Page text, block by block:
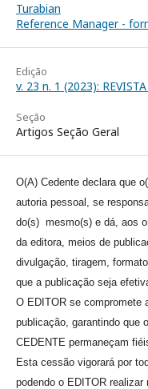
Turabian
Reference Manager -
Edição
v. 23 n. 1 (2023):
Seção
Artigos Seção Geral
O(A) Cedente declara que
autoria pessoal, se
do(s) mesmo(s) e dá, aos
da editora, meios de
divulgação, tiragem,
que a publicação seja
O EDITOR se compromete
publicação, garantindo que
CEDENTE permaneçam
Esta cessão vigorará por
podendo o EDITOR